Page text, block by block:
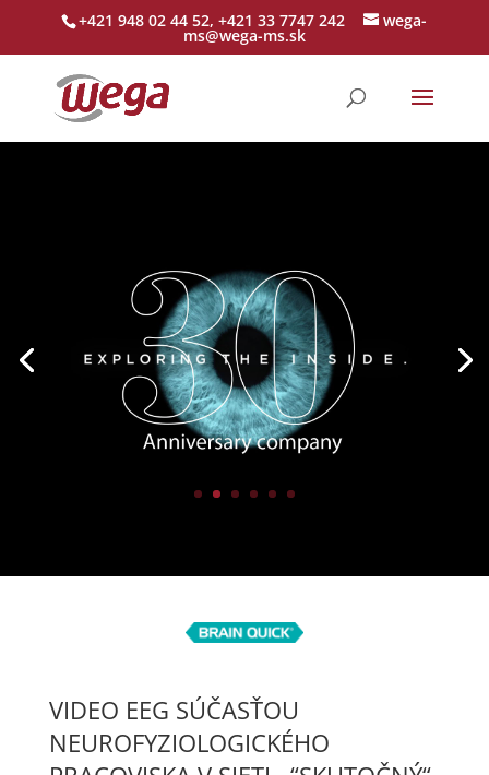
+421 948 02 44 52, +421 33 7747 242 wega-
ms@wega-ms.sk
VIDEO EEG SÚČASŤOU
NEUROFYZIOLOGICKÉHO